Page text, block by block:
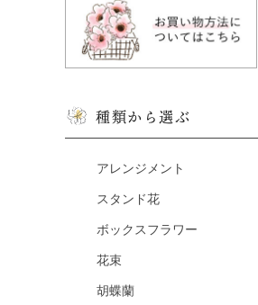
種類から選ぶ
アレンジメント
スタンド花
ボックスフラワー
花束
胡蝶蘭